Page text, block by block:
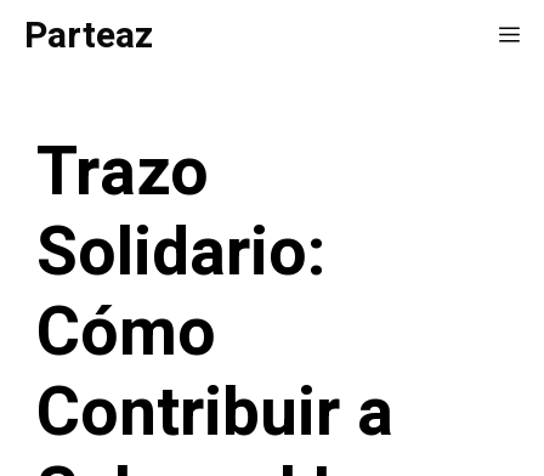
SaltarParteaz
Trazo
Solidario:
Cómo
Contribuir a